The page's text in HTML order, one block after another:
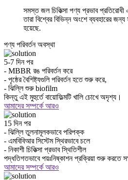
সমস্ত জল চিকিত্সা পণ্য প্রভাব
তারা বিশ্বের বিভিন্ন অংশে ব্যবহারের
হয়েছে.
পণ্য পরিবর্তন অবস্থা
5-7 দিন পর
- MBBR রঙ পরিবর্তন করে
- পৃষ্ঠের বৈশিষ্ট্যগুলি পরিবর্তন হতে শুরু করে,
- ঝিল্লি শুরু biofilm
কিন্তু এই মুহুর্তে বায়োফিল্মটি খালি চোখে অদৃশ্য।
আমাদের সম্পর্কে আরও
15 দিন পর
- ঝিল্লি তুলনামূলকভাবে পরিপক্ক
- এমবিবিআর সিস্টেম স্থিরভাবে চলে
- নিকাশী চিকিত্সা প্রভাব স্থিতিশীল
পদ্ধতিগতভাবে পয়ঃনিষ্কাশন প্রক্রিয়া শুরু করতে
আমাদের সম্পর্কে আরও